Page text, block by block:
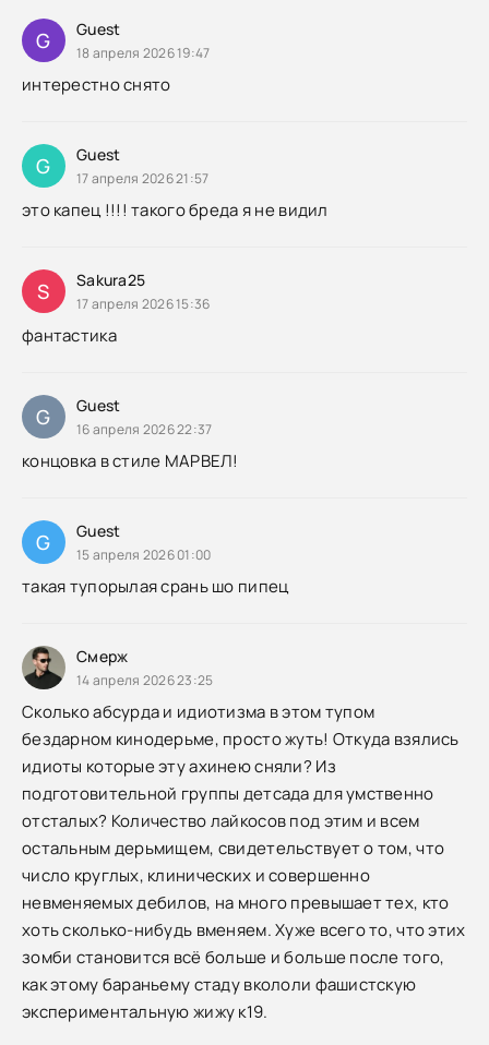
G Guest
18 апреля 2026 19:47
интерестно снято
G Guest
17 апреля 2026 21:57
этокапец!!!! такого бреда я не видил
S Sakura25
17 апреля 2026 15:36
фантастика
G Guest
16 апреля 2026 22:37
концовка в стиле МАРВЕЛ!
G Guest
15 апреля 2026 01:00
такая тупорылая срань шо пипец
Смерж
14 апреля 2026 23:25
Сколько абсурда и идиотизма в этом тупом
бездарном кинодерьме, просто жуть! Откуда взялись
идиоты которые эту ахинею сняли? Из
подготовительной группы детсада для умственно
отсталых? Количество лайкосов под этим и всем
остальным дерьмищем, свидетельствует о том, что
число круглых, клинических и совершенно
невменяемых дебилов, на много превышает тех, кто
хоть сколько-нибудь вменяем. Хуже всего то, что этих
зомби становится всё больше и больше после того,
как этому бараньему стаду вкололи фашистскую
экспериментальную жижу к19.